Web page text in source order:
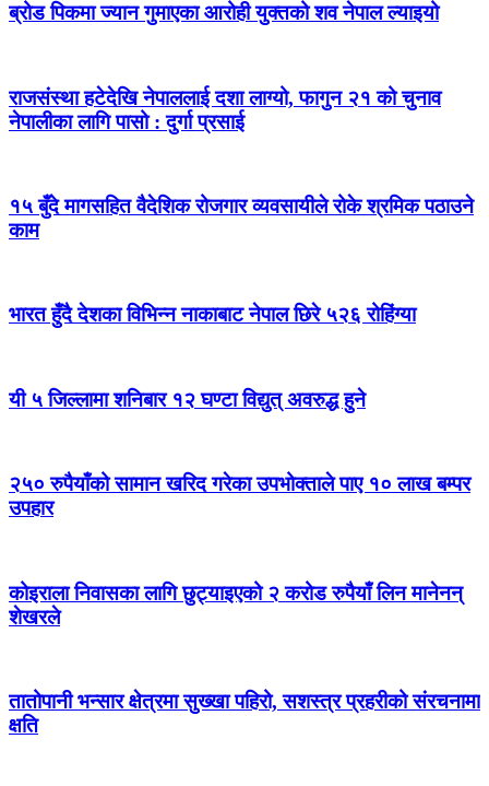
ब्रोड पिकमा ज्यान गुमाएका आरोही युक्तको शव नेपाल ल्याइयो
राजसंस्था हटेदेखि नेपाललाई दशा लाग्यो, फागुन २१ को चुनाव
नेपालीका लागि पासो : दुर्गा प्रसाई
१५ बुँदे मागसहित वैदेशिक रोजगार व्यवसायीले रोके श्रमिक पठाउने
काम
भारत हुँदै देशका विभिन्न नाकाबाट नेपाल छिरे ५२६ रोहिंग्या
यी ५ जिल्लामा शनिबार १२ घण्टा विद्युत् अवरुद्ध हुने
२५० रुपैयाँको सामान खरिद गरेका उपभोक्ताले पाए १० लाख बम्पर
उपहार
कोइराला निवासका लागि छुट्याइएको २ करोड रुपैयाँ लिन मानेनन्
शेखरले
तातोपानी भन्सार क्षेत्रमा सुख्खा पहिरो, सशस्त्र प्रहरीको संरचनामा
क्षति